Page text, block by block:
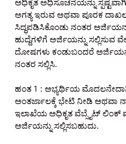
ಅಗತ್ಯ ಇರುವ ಅಥವಾ ಪೂರಕ
ಸಿದ್ಧಪಡಿಸಿಕೊಂಡು ನಂತರ
ಹುದ್ದೆಗಳಿಗೆ ಅರ್ಜಿಯನ್ನು ಸಲ್ಲಿಸುವ
ದೋಷಗಳು ಕಂಡುಬಂದರೆ
ನಂತರ ಸಲ್ಲಿಸಿ.
ಹಂತ 1 : ಅಭ್ಯರ್ಥಿಯ
ಅಂತರ್ಜಾಲಕ್ಕೆ ಭೇಟಿ ನೀಡಿ ಅಥವಾ
ಇಲಾಖೆಯ ಅಧಿಕೃತ ವೆಬ್ಸೈಟ್ ಲಿಂಕ್
ಅರ್ಜಿಯನ್ನು ಸಲ್ಲಿಸಬಹುದು.